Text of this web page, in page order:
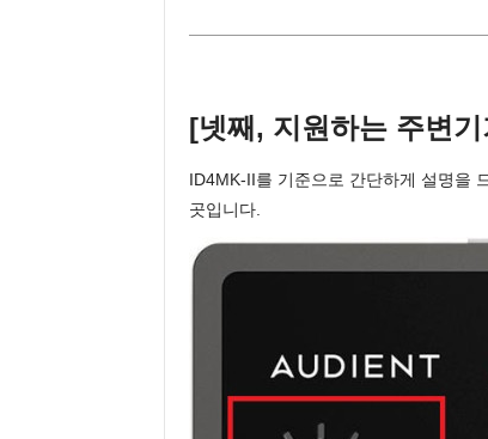
[넷째, 지원하는 주변
ID4MK-II를 기준으로 간단하게 설명을
곳입니다.